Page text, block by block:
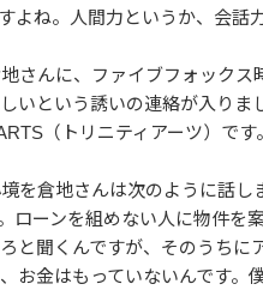
よね。人間力というか、会話
さんに、ファイブフォックス
いという誘いの連絡が入りま
（トリニティアーツ）で
を倉地さんは次のように話し
ローンを組めない人に物件を
と聞くんですが、そのうちに
お金はもっていないんです。